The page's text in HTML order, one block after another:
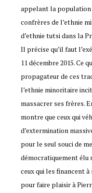
appelant la population
confrères de l’ethnie
d’ethnie tutsi dans la
Il précise qu’il faut
11 décembre 2015. Ce
propagateur de ces
l’ethnie minoritaire
massacrer ses frères.
montre que ceux qui
d’extermination
pour le seul souci de
démocratiquement élu
ceux qui les financent
pour faire plaisir à